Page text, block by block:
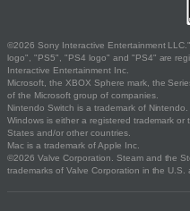
©2026 Sony Interactive Entertainment
logo", "PS5", "PS4 logo" and "PS4" are
Interactive Entertainment Inc.
Microsoft, the XBOX Sphere mark, the
of the Microsoft group of companies.
Nintendo Switch is a trademark of Nintendo.
Windows is either a registered trademark
States and/or other countries.
Mac is a trademark of Apple Inc.
©2026 Valve Corporation. Steam and the
trademarks of Valve Corporation in the U.S.